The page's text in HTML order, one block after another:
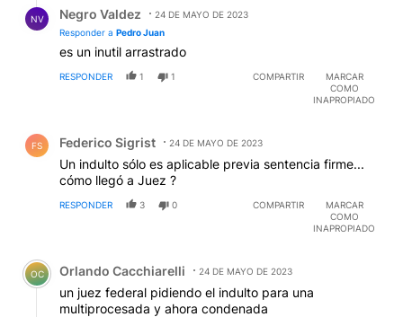
NV Negro Valdez
24 DE MAYO DE 2023
Responder a Pedro Juan
es un inutil arrastrado
RESPONDER 1 1 COMPARTIR
MARCAR
COMO
INAPROPIADO
FS Federico Sigrist 24 DE MAYO DE 2023
Un indulto sólo es aplicable previa sentencia firme...
cómo llegó a Juez ?
RESPONDER 3 0 COMPARTIR
MARCAR
COMO
INAPROPIADO
Comentario de Orlando Cacchiarelli.
OC Orlando Cacchiarelli 24 DE MAYO DE 2023
un juez federal pidiendo el indulto para una
multiprocesada y ahora condenada